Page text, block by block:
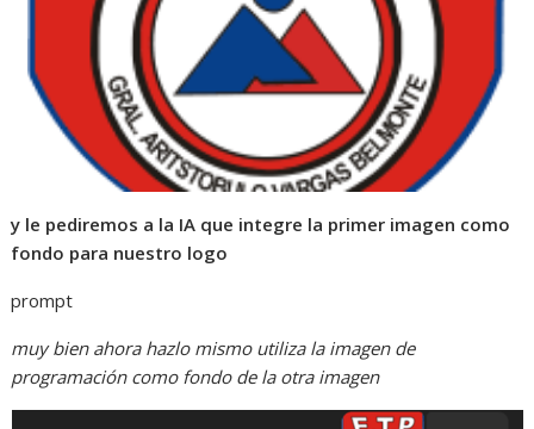
y le pediremos a la IA que integre la primer imagen como
fondo para nuestro logo
prompt
muy bien ahora hazlo mismo utiliza la imagen de
programación como fondo de la otra imagen